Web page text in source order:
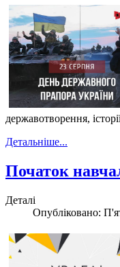
державотворення,
Детальніше...
Початок
Деталі
Опубліковано: